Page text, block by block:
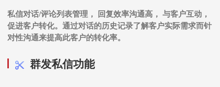
私信对话/评论列表管理， 回复效率沟通高， 与客户互动，
促进客户转化。通过对话的历史记录了解客户实际需求而针
对性沟通来提高此客户的转化率。
群发私信功能